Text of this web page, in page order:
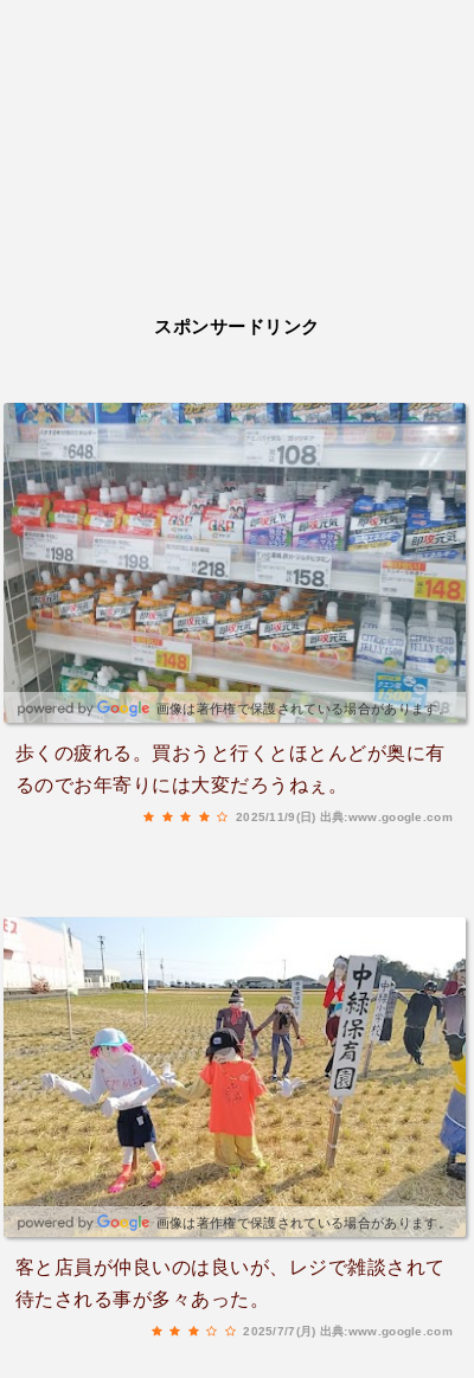
スポンサードリンク
画像は著作権で保護されている場合があります。
歩くの疲れる。買おうと行くとほとんどが奥に有
るのでお年寄りには大変だろうねぇ。
2025/11/9(日) 出典:www.google.com
画像は著作権で保護されている場合があります。
客と店員が仲良いのは良いが、レジで雑談されて
待たされる事が多々あった。
2025/7/7(月) 出典:www.google.com